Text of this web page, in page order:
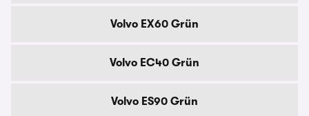
Volvo EX60 Grün
Volvo EC40 Grün
Volvo ES90 Grün